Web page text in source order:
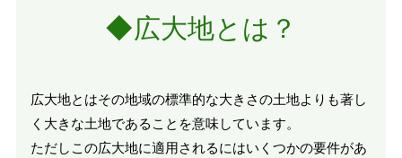
◆広大地とは？
広大地とはその地域の標準的な大きさの土地よりも著し
く大きな土地であることを意味しています。
ただしこの広大地に適用されるにはいくつかの要件があ